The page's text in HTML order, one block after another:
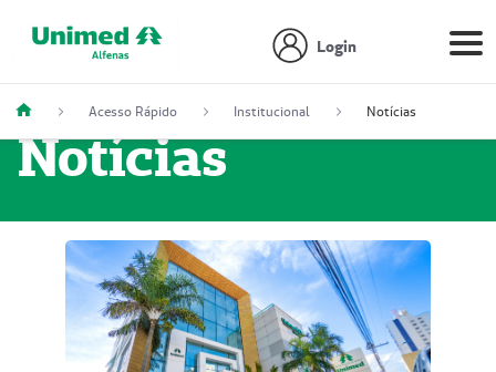
Login
Acesso Rápido Institucional Notícias
Notícias